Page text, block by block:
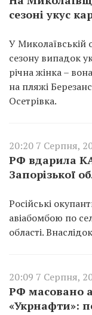
сезоні укус
У Миколаївській
сезону випадок
річна жінка –
на пляжі
Осетрівка.
20:20 7 Серпня,
РФ вдарила
Запорізької
Російські
авіабомбою по
області.
20:09 7 Серпня,
РФ масовано
«Укрнафти»: